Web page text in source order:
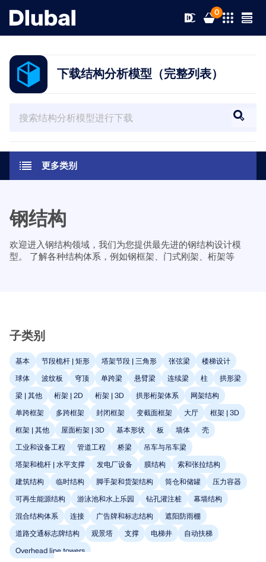
0
解决方案
行业
应用领域
在线服务
探索工具
Dlubal API
Dlubal 的新 API 服务 (gRPC) 为您提供了一个基于
产品
RFEM 6
满足您所有项目需求的有限元分析软件
特殊解决方案
设计
连接
RSTAB 9
经典的杆件结构分析软件
更多信息
模块
附加分析
支持
培训
服务
AI 支持助理
免费支持与服务
需要帮助吗？访问免费的支持选项，包括全天候人工智
能协助、电子邮件支持和网络研讨会。
了解更多
最新消息
培训
通过网课深入掌握工程技巧
加入行业领导者，探索结构工程和软件的解决方案。通
过我们的现场课程提升您的技能！
查看下场网课
资源
完整版下载
示例
文档
参考
免费下载模型
探索数以千计的现成结构模型。下载、调整并用作模
板，以加速设计流程。
发现模型
教育
学生与学校
知识平台
信息娱乐
RFEM 6 初学者入门
借助 RFEM 6 开始您的第一步，发现您可以多快进行建
模和计算。通过附加组件进行自定义，以获得更多可能
性。
开始使用
关于我们
联系我们
参考
我们的客户
合作共赢
了解世界各地的顶尖工程师如何信任我们的解决方案，
以提升他们的项目。
查看客户项目
职业发展
招贤纳士
职位
团队
为什么选择 Dlubal？
与我们一起构建您的未来
揭示我们的团队如何塑造工程的未来。体验创新、成长
和激动人心的挑战。
网店
90天免费试用
登录到您的帐户
注册成为 Dlubal 软件公司外部网用户，畅享软件资
源，独享个性化数据。
下载结构分析模型（完整列表）
更多类别
钢结构
欢迎进入钢结构领域，我们为您提供最先进的钢结构设计模
型。 了解各种结构体系，例如钢框架、门式刚架、桁架等
子类别
基本 节段桅杆 | 矩形 塔架节段 | 三角形 张弦梁
楼梯设计
球体
波纹板 穹顶 单跨梁 悬臂梁 连续梁 柱
拱形梁
梁 | 其他
桁架 | 2D 桁架 | 3D 拱形桁架体系
网架结构
单跨框架
多跨框架 封闭框架 变截面框架 大厅
框架 | 3D
框架 | 其他
屋面桁架 | 3D 基本形状 板 墙体
壳
工业和设备工程
管道工程 桥梁
吊车与吊车梁
塔架和桅杆 | 水平支撑
发电厂设备 膜结构
索和张拉结构
建筑结构
临时结构 脚手架和货架结构 筒仓和储罐
压力容器
可再生能源结构
游泳池和水上乐园 钻孔灌注桩
幕墙结构
混合结构体系
连接 广告牌和标志结构
遮阳防雨棚
道路交通标志牌结构
观景塔 支撑 电梯井
自动扶梯
Overhead line towers